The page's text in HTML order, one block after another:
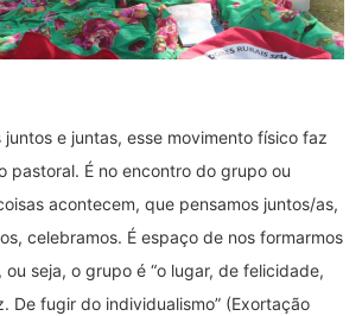
juntos e juntas, esse movimento físico faz
pastoral. É no encontro do grupo ou
acontecem, que pensamos juntos/as,
celebramos. É espaço de nos formarmos
seja, o grupo é “o lugar, de felicidade,
De fugir do individualismo” (Exortação